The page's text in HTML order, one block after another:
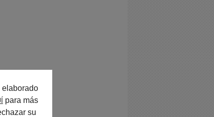
elaborado
para más
su